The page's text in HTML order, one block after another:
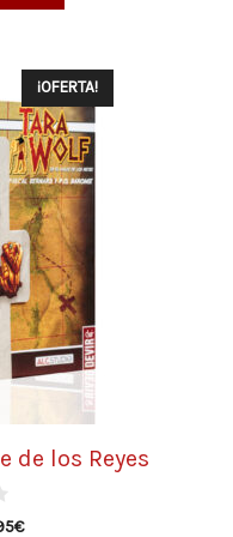
¡OFERTA!
de los Reyes
€